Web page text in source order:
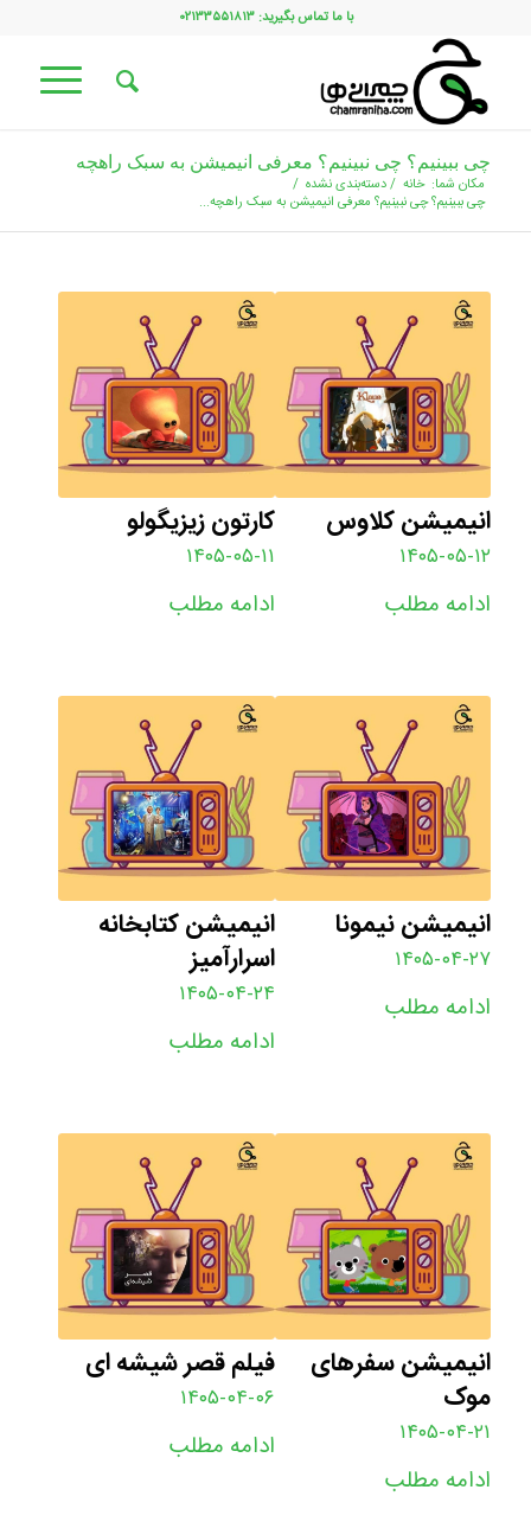
با ما تماس بگیرید: ۰۲۱۳۳۵۵۱۸۱۳
چی ببینیم؟ چی نبینیم؟ معرفی انیمیشن به سبک راهچه
مکان شما: خانه /دسته‌بندی نشده /
چی ببینیم؟ چی نبینیم؟ معرفی انیمیشن به سبک راهچه...
انیمیشن کلاوس
۱۴۰۵-۰۵-۱۲
ادامه مطلب
کارتون زیزیگولو
۱۴۰۵-۰۵-۱۱
ادامه مطلب
انیمیشن نیمونا
۱۴۰۵-۰۴-۲۷
ادامه مطلب
انیمیشن کتابخانه
اسرارآمیز
۱۴۰۵-۰۴-۲۴
ادامه مطلب
انیمیشن سفرهای
موک
۱۴۰۵-۰۴-۲۱
ادامه مطلب
فیلم قصر شیشه ای
۱۴۰۵-۰۴-۰۶
ادامه مطلب